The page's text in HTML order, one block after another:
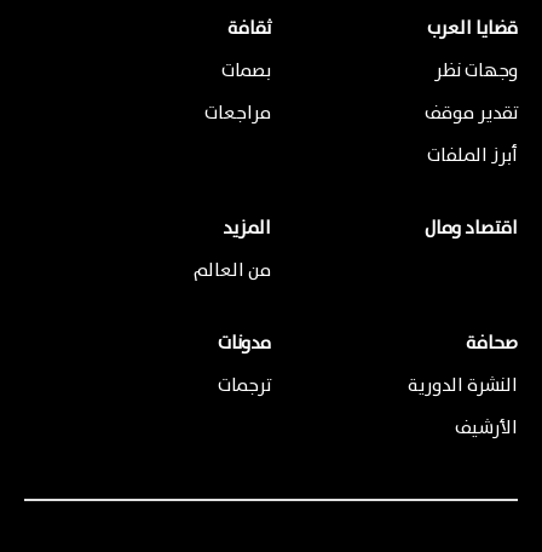
قضايا العرب
وجهات نظر
تقدير موقف
أبرز الملفات
ثقافة
بصمات
مراجعات
اقتصاد ومال
المزيد
من العالم
صحافة
النشرة الدورية
الأرشيف
مدونات
ترجمات